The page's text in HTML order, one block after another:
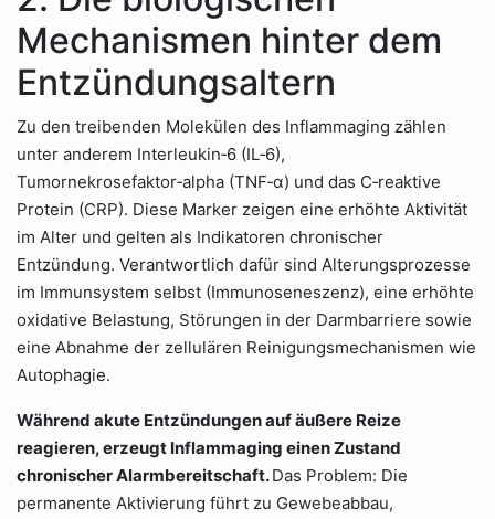
Mechanismen hinter dem
Entzündungsaltern
Zu den treibenden Molekülen des Inflammaging zählen
unter anderem Interleukin‑6 (IL‑6),
Tumornekrosefaktor‑alpha (TNF‑α) und das C‑reaktive
Protein (CRP). Diese Marker zeigen eine erhöhte Aktivität
im Alter und gelten als Indikatoren chronischer
Entzündung. Verantwortlich dafür sind Alterungsprozesse
im Immunsystem selbst (Immunoseneszenz), eine erhöhte
oxidative Belastung, Störungen in der Darmbarriere sowie
eine Abnahme der zellulären Reinigungsmechanismen wie
Autophagie.
Während akute Entzündungen auf äußere Reize
reagieren, erzeugt Inflammaging einen Zustand
chronischer Alarmbereitschaft.Das Problem: Die
permanente Aktivierung führt zu Gewebeabbau,